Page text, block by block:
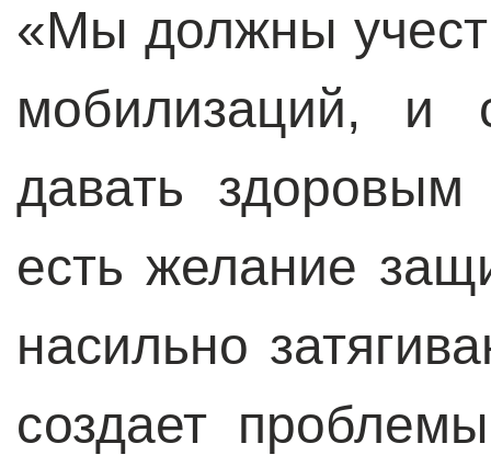
«Мы должны
мобилизаций, и
давать
есть желание
насильно
создает